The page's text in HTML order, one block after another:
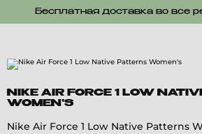
Бесплатная доставка во все
NIKE AIR FORCE 1 LOW
WOMEN'S
Nike Air Force 1 Low Native Patterns